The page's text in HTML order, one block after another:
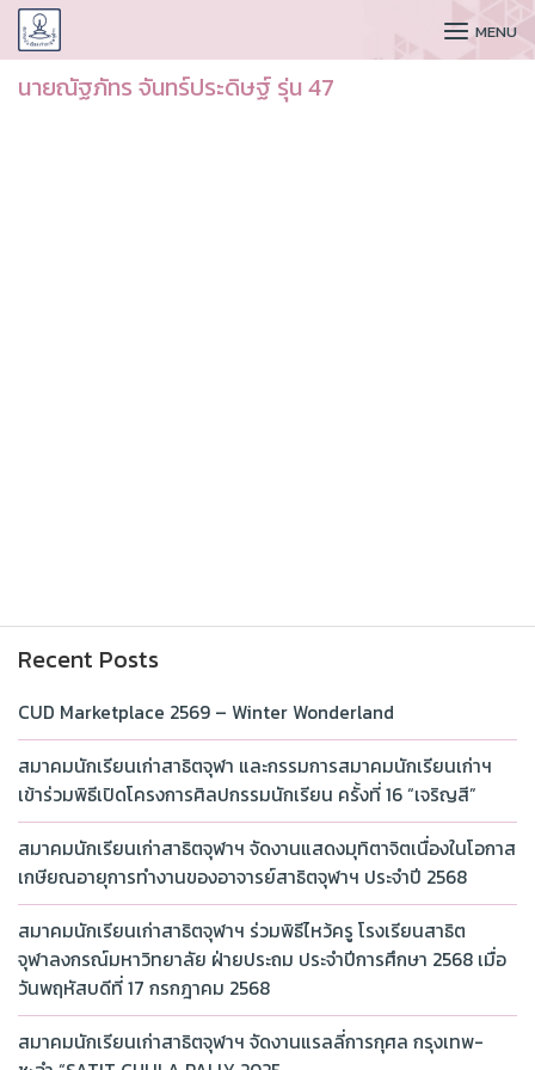
CUDAA MENU
นายณัฐภัทร จันทร์ประดิษฐ์ รุ่น 47
Recent Posts
CUD Marketplace 2569 – Winter Wonderland
สมาคมนักเรียนเก่าสาธิตจุฬา และกรรมการสมาคมนักเรียนเก่าฯ
เข้าร่วมพิธีเปิดโครงการศิลปกรรมนักเรียน ครั้งที่ 16 “เจริญสี”
สมาคมนักเรียนเก่าสาธิตจุฬาฯ จัดงานแสดงมุทิตาจิตเนื่องในโอกาส
เกษียณอายุการทำงานของอาจารย์สาธิตจุฬาฯ ประจำปี 2568
สมาคมนักเรียนเก่าสาธิตจุฬาฯ ร่วมพิธีไหว้ครู โรงเรียนสาธิต
จุฬาลงกรณ์มหาวิทยาลัย ฝ่ายประถม ประจำปีการศึกษา 2568 เมื่อ
วันพฤหัสบดีที่ 17 กรกฎาคม 2568
สมาคมนักเรียนเก่าสาธิตจุฬาฯ จัดงานแรลลี่การกุศล กรุงเทพ-